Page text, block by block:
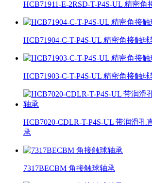
HCB71911-E-2RSD-T-P4S-UL 精密角
HCB71904-C-T-P4S-UL 精密角接触球
HCB71903-C-T-P4S-UL 精密角接触球
HCB7020-CDLR-T-P4S-UL 带润滑孔
承
7317BECBM 角接触球轴承